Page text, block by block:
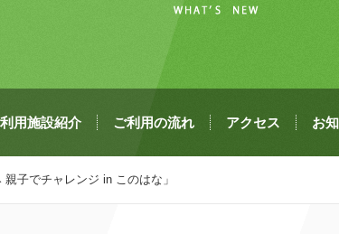
用施設紹介 ご利用の流れ アクセス お
子でチャレンジ in このはな」